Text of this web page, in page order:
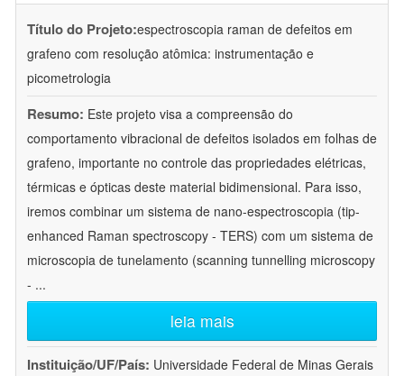
Título do Projeto:espectroscopia raman de defeitos em
grafeno com resolução atômica: instrumentação e
picometrologia
Resumo: Este projeto visa a compreensão do
comportamento vibracional de defeitos isolados em folhas de
grafeno, importante no controle das propriedades elétricas,
térmicas e ópticas deste material bidimensional. Para isso,
iremos combinar um sistema de nano-espectroscopia (tip-
enhanced Raman spectroscopy - TERS) com um sistema de
microscopia de tunelamento (scanning tunnelling microscopy
- ...
leia mais
Instituição/UF/País: Universidade Federal de Minas Gerais